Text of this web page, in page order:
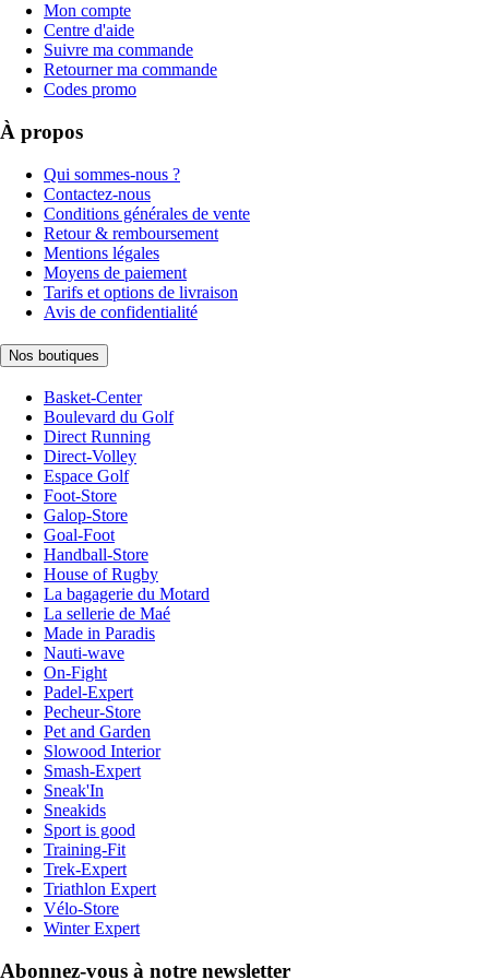
Mon compte
Centre d'aide
Suivre ma commande
Retourner ma commande
Codes promo
À propos
Qui sommes-nous ?
Contactez-nous
Conditions générales de vente
Retour & remboursement
Mentions légales
Moyens de paiement
Tarifs et options de livraison
Avis de confidentialité
Nos boutiques
Basket-Center
Boulevard du Golf
Direct Running
Direct-Volley
Espace Golf
Foot-Store
Galop-Store
Goal-Foot
Handball-Store
House of Rugby
La bagagerie du Motard
La sellerie de Maé
Made in Paradis
Nauti-wave
On-Fight
Padel-Expert
Pecheur-Store
Pet and Garden
Slowood Interior
Smash-Expert
Sneak'In
Sneakids
Sport is good
Training-Fit
Trek-Expert
Triathlon Expert
Vélo-Store
Winter Expert
Abonnez-vous à notre newsletter